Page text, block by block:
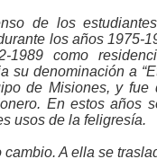
de los
los años 1975-
como
su denominación a
de Misiones, y fue
En estos años
usos de la feligresía.
A ella se